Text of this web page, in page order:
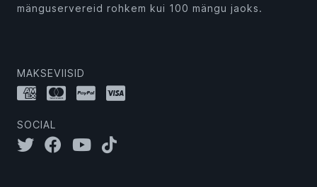
mänguservereid rohkem kui 100 mängu jaoks.
MAKSEVIISID
SOCIAL